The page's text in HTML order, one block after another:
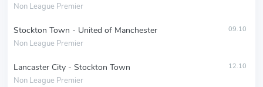
Non League Premier
Stockton Town - United of Manchester
Non League Premier
09.10
Lancaster City - Stockton Town
Non League Premier
12.10